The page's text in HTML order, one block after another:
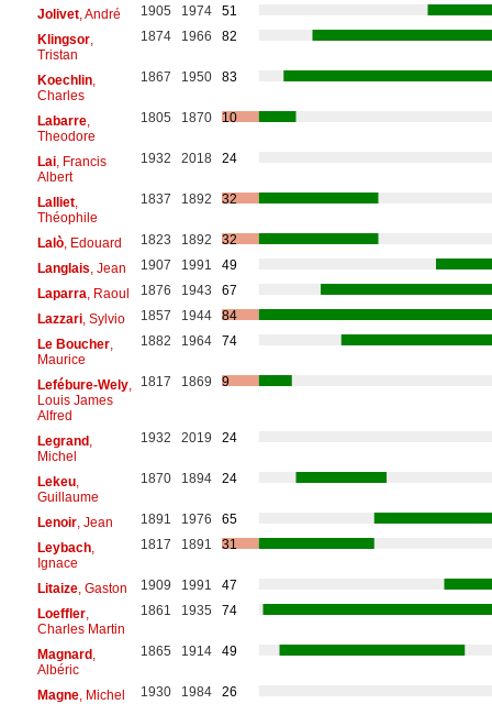
Jolivet, André 1905 1974
51
Klingsor,
Tristan
1874 1966 82
Koechlin,
Charles
1867 1950 83
Labarre,
Theodore
1805 1870 10
Lai, Francis
Albert
1932 2018 24
Lalliet,
Théophile
1837 1892 32
Lalò, Edouard 1823 1892
32
Langlais , Jean 1907 1991
49
Laparra , Raoul 1876 1943
67
Lazzari, Sylvio 1857 1944
84
Le Boucher,
Maurice
1882 1964 74
Lefébure-Wely,
Louis James
Alfred
1817 1869 9
Legrand,
Michel
1932 2019 24
Lekeu,
Guillaume
1870 1894 24
Lenoir, Jean 1891 1976
65
Leybach,
Ignace
1817 1891 31
Litaize, Gaston 1909 1991
47
Loeffler,
Charles Martin
1861 1935 74
Magnard,
Albéric
1865 1914 49
Magne, Michel 1930 1984
26